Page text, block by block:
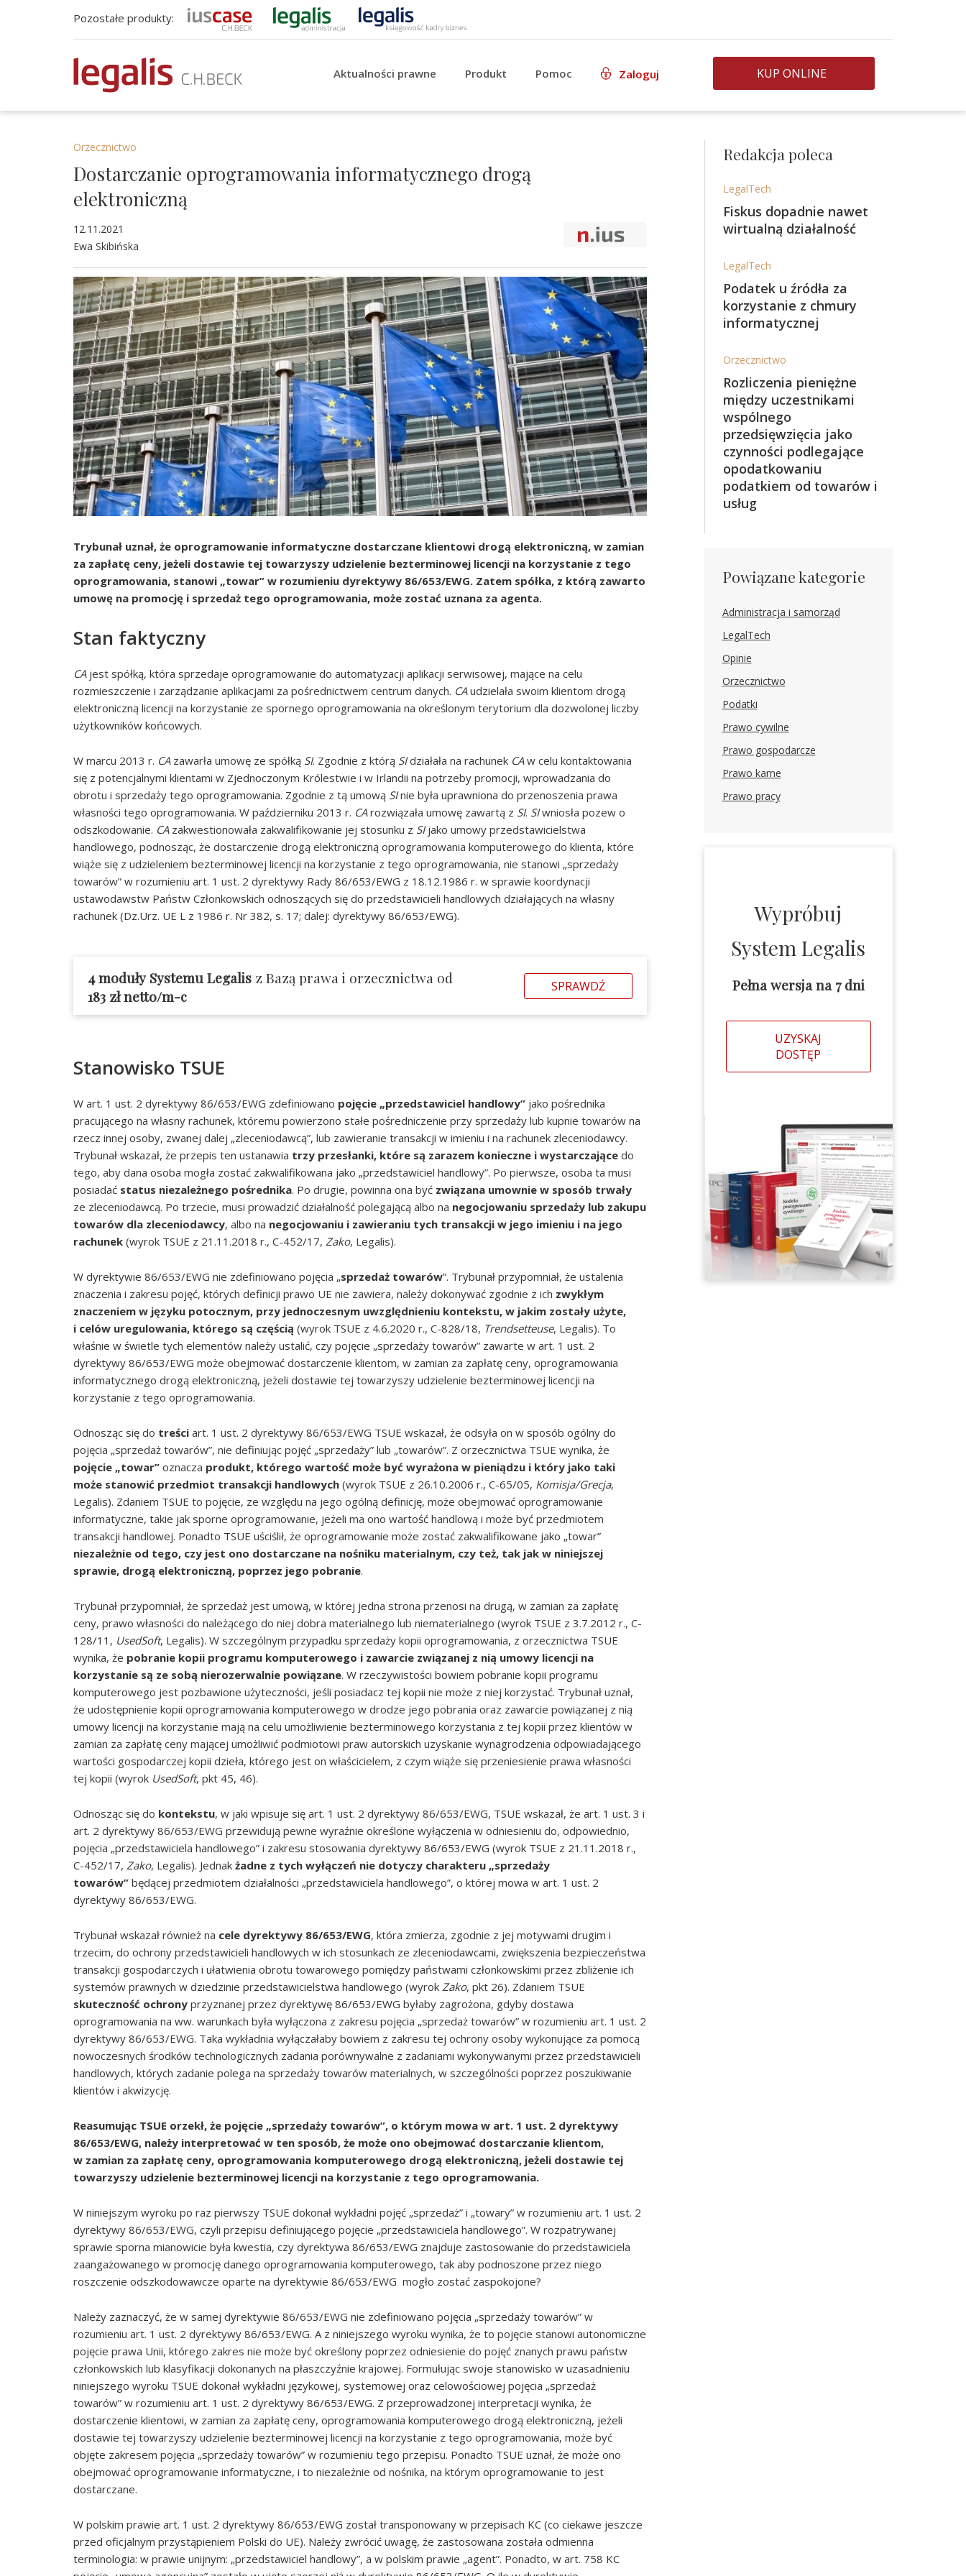
Pozostałe produkty:
Aktualności prawne Produkt Pomoc Zaloguj KUP ONLINE
Orzecznictwo
Dostarczanie oprogramowania informatycznego drogą
elektroniczną
12.11.2021
Ewa Skibińska
Trybunał uznał, że oprogramowanie informatyczne dostarczane klientowi drogą elektroniczną, w zamian
za zapłatę ceny, jeżeli dostawie tej towarzyszy udzielenie bezterminowej licencji na korzystanie z tego
oprogramowania, stanowi „towar” w rozumieniu dyrektywy 86/653/EWG. Zatem spółka, z którą zawarto
umowę na promocję i sprzedaż tego oprogramowania, może zostać uznana za agenta.
Stan faktyczny
CAjest spółką, która sprzedaje oprogramowanie do automatyzacji aplikacji serwisowej, mające na celu
rozmieszczenie i zarządzanie aplikacjami za pośrednictwem centrum danych. CAudzielała swoim klientom drogą
elektroniczną licencji na korzystanie ze spornego oprogramowania na określonym terytorium dla dozwolonej liczby
użytkowników końcowych.
W marcu 2013 r. CAzawarła umowę ze spółką SI. Zgodnie z którą SIdziałała na rachunek CAw celu kontaktowania
się z potencjalnymi klientami w Zjednoczonym Królestwie i w Irlandii na potrzeby promocji, wprowadzania do
obrotu i sprzedaży tego oprogramowania. Zgodnie z tą umową SInie była uprawniona do przenoszenia prawa
własności tego oprogramowania. W październiku 2013 r. CArozwiązała umowę zawartą z SI. SIwniosła pozew o
odszkodowanie. CAzakwestionowała zakwalifikowanie jej stosunku z SIjako umowy przedstawicielstwa
handlowego, podnosząc, że dostarczenie drogą elektroniczną oprogramowania komputerowego do klienta, które
wiąże się z udzieleniem bezterminowej licencji na korzystanie z tego oprogramowania, nie stanowi „sprzedaży
towarów” w rozumieniu art. 1 ust. 2 dyrektywy Rady 86/653/EWG z 18.12.1986 r. w sprawie koordynacji
ustawodawstw Państw Członkowskich odnoszących się do przedstawicieli handlowych działających na własny
rachunek (Dz.Urz. UE L z 1986 r. Nr 382, s. 17; dalej: dyrektywy 86/653/EWG).
4moduły Systemu Legalis z Bazą prawa i orzecznictwa od
183 zł netto/m-c
SPRAWDŹ
Stanowisko TSUE
W art. 1 ust. 2 dyrektywy 86/653/EWG zdefiniowano pojęcie „przedstawiciel handlowy” jako pośrednika
pracującego na własny rachunek, któremu powierzono stałe pośredniczenie przy sprzedaży lub kupnie towarów na
rzecz innej osoby, zwanej dalej „zleceniodawcą”, lub zawieranie transakcji w imieniu i na rachunek zleceniodawcy.
Trybunał wskazał, że przepis ten ustanawia trzy przesłanki, które są zarazem konieczne i wystarczające do
tego, aby dana osoba mogła zostać zakwalifikowana jako „przedstawiciel handlowy”. Po pierwsze, osoba ta musi
posiadać status niezależnego pośrednika. Po drugie, powinna ona być związana umownie w sposób trwały
ze zleceniodawcą. Po trzecie, musi prowadzić działalność polegającą albo na negocjowaniu sprzedaży lub zakupu
towarów dla zleceniodawcy, albo na negocjowaniu i zawieraniu tych transakcji w jego imieniu i na jego
rachunek (wyrok TSUE z 21.11.2018 r., C-452/17, Zako, Legalis).
W dyrektywie 86/653/EWG nie zdefiniowano pojęcia „sprzedaż towarów”. Trybunał przypomniał, że ustalenia
znaczenia i zakresu pojęć, których definicji prawo UE nie zawiera, należy dokonywać zgodnie z ich zwykłym
znaczeniem w języku potocznym, przy jednoczesnym uwzględnieniu kontekstu, w jakim zostały użyte,
i celów uregulowania, którego są częścią (wyrok TSUE z 4.6.2020 r., C-828/18, Trendsetteuse, Legalis). To
właśnie w świetle tych elementów należy ustalić, czy pojęcie „sprzedaży towarów” zawarte w art. 1 ust. 2
dyrektywy 86/653/EWG może obejmować dostarczenie klientom, w zamian za zapłatę ceny, oprogramowania
informatycznego drogą elektroniczną, jeżeli dostawie tej towarzyszy udzielenie bezterminowej licencji na
korzystanie z tego oprogramowania.
Odnosząc się do treści art. 1 ust. 2 dyrektywy 86/653/EWG TSUE wskazał, że odsyła on w sposób ogólny do
pojęcia „sprzedaż towarów”, nie definiując pojęć „sprzedaży” lub „towarów”. Z orzecznictwa TSUE wynika, że
pojęcie „towar” oznacza produkt, którego wartość może być wyrażona w pieniądzu i który jako taki
może stanowić przedmiot transakcji handlowych (wyrok TSUE z 26.10.2006 r., C-65/05, Komisja/Grecja,
Legalis). Zdaniem TSUE to pojęcie, ze względu na jego ogólną definicję, może obejmować oprogramowanie
informatyczne, takie jak sporne oprogramowanie, jeżeli ma ono wartość handlową i może być przedmiotem
transakcji handlowej. Ponadto TSUE uściślił, że oprogramowanie może zostać zakwalifikowane jako „towar”
niezależnie od tego, czy jest ono dostarczane na nośniku materialnym, czy też, tak jak w niniejszej
sprawie, drogą elektroniczną, poprzez jego pobranie.
Trybunał przypomniał, że sprzedaż jest umową, w której jedna strona przenosi na drugą, w zamian za zapłatę
ceny, prawo własności do należącego do niej dobra materialnego lub niematerialnego (wyrok TSUE z 3.7.2012 r., C-
128/11, UsedSoft, Legalis). W szczególnym przypadku sprzedaży kopii oprogramowania, z orzecznictwa TSUE
wynika, że pobranie kopii programu komputerowego i zawarcie związanej z nią umowy licencji na
korzystanie są ze sobą nierozerwalnie powiązane. W rzeczywistości bowiem pobranie kopii programu
komputerowego jest pozbawione użyteczności, jeśli posiadacz tej kopii nie może z niej korzystać. Trybunał uznał,
że udostępnienie kopii oprogramowania komputerowego w drodze jego pobrania oraz zawarcie powiązanej z nią
umowy licencji na korzystanie mają na celu umożliwienie bezterminowego korzystania z tej kopii przez klientów w
zamian za zapłatę ceny mającej umożliwić podmiotowi praw autorskich uzyskanie wynagrodzenia odpowiadającego
wartości gospodarczej kopii dzieła, którego jest on właścicielem, z czym wiąże się przeniesienie prawa własności
tej kopii (wyrok UsedSoft, pkt 45, 46).
Odnosząc się do kontekstu, w jaki wpisuje się art. 1 ust. 2 dyrektywy 86/653/EWG, TSUE wskazał, że art. 1 ust. 3 i
art. 2 dyrektywy 86/653/EWG przewidują pewne wyraźnie określone wyłączenia w odniesieniu do, odpowiednio,
pojęcia „przedstawiciela handlowego” i zakresu stosowania dyrektywy 86/653/EWG (wyrok TSUE z 21.11.2018 r.,
C-452/17, Zako, Legalis). Jednak żadne z tych wyłączeń nie dotyczy charakteru „sprzedaży
towarów” będącej przedmiotem działalności „przedstawiciela handlowego”, o której mowa w art. 1 ust. 2
dyrektywy 86/653/EWG.
Trybunał wskazał również na cele dyrektywy 86/653/EWG, która zmierza, zgodnie z jej motywami drugim i
trzecim, do ochrony przedstawicieli handlowych w ich stosunkach ze zleceniodawcami, zwiększenia bezpieczeństwa
transakcji gospodarczych i ułatwienia obrotu towarowego pomiędzy państwami członkowskimi przez zbliżenie ich
systemów prawnych w dziedzinie przedstawicielstwa handlowego (wyrok Zako, pkt 26). Zdaniem TSUE
skuteczność ochrony przyznanej przez dyrektywę 86/653/EWG byłaby zagrożona, gdyby dostawa
oprogramowania na ww. warunkach była wyłączona z zakresu pojęcia „sprzedaż towarów” w rozumieniu art. 1 ust. 2
dyrektywy 86/653/EWG. Taka wykładnia wyłączałaby bowiem z zakresu tej ochrony osoby wykonujące za pomocą
nowoczesnych środków technologicznych zadania porównywalne z zadaniami wykonywanymi przez przedstawicieli
handlowych, których zadanie polega na sprzedaży towarów materialnych, w szczególności poprzez poszukiwanie
klientów i akwizycję.
Reasumując TSUE orzekł, że pojęcie „sprzedaży towarów”, o którym mowa w art. 1 ust. 2 dyrektywy
86/653/EWG, należy interpretować w ten sposób, że może ono obejmować dostarczanie klientom,
w zamian za zapłatę ceny, oprogramowania komputerowego drogą elektroniczną, jeżeli dostawie tej
towarzyszy udzielenie bezterminowej licencji na korzystanie z tego oprogramowania.
W niniejszym wyroku po raz pierwszy TSUE dokonał wykładni pojęć „sprzedaż” i „towary” w rozumieniu art. 1 ust. 2
dyrektywy 86/653/EWG, czyli przepisu definiującego pojęcie „przedstawiciela handlowego”. W rozpatrywanej
sprawie sporna mianowicie była kwestia, czy dyrektywa 86/653/EWG znajduje zastosowanie do przedstawiciela
zaangażowanego w promocję danego oprogramowania komputerowego, tak aby podnoszone przez niego
roszczenie odszkodowawcze oparte na dyrektywie 86/653/EWG mogło zostać zaspokojone?
Należy zaznaczyć, że w samej dyrektywie 86/653/EWG nie zdefiniowano pojęcia „sprzedaży towarów” w
rozumieniu art. 1 ust. 2 dyrektywy 86/653/EWG. A z niniejszego wyroku wynika, że to pojęcie stanowi autonomiczne
pojęcie prawa Unii, którego zakres nie może być określony poprzez odniesienie do pojęć znanych prawu państw
członkowskich lub klasyfikacji dokonanych na płaszczyźnie krajowej. Formułując swoje stanowisko w uzasadnieniu
niniejszego wyroku TSUE dokonał wykładni językowej, systemowej oraz celowościowej pojęcia „sprzedaż
towarów” w rozumieniu art. 1 ust. 2 dyrektywy 86/653/EWG. Z przeprowadzonej interpretacji wynika, że
dostarczenie klientowi, w zamian za zapłatę ceny, oprogramowania komputerowego drogą elektroniczną, jeżeli
dostawie tej towarzyszy udzielenie bezterminowej licencji na korzystanie z tego oprogramowania, może być
objęte zakresem pojęcia „sprzedaży towarów” w rozumieniu tego przepisu. Ponadto TSUE uznał, że może ono
obejmować oprogramowanie informatyczne, i to niezależnie od nośnika, na którym oprogramowanie to jest
dostarczane.
W polskim prawie art. 1 ust. 2 dyrektywy 86/653/EWG został transponowany w przepisach KC (co ciekawe jeszcze
przed oficjalnym przystąpieniem Polski do UE). Należy zwrócić uwagę, że zastosowana została odmienna
terminologia: w prawie unijnym: „przedstawiciel handlowy”, a w polskim prawie „agent”. Ponadto, w art. 758 KC
Redakcja poleca
LegalTech
Fiskus dopadnie nawet
wirtualną działalność
LegalTech
Podatek u źródła za
korzystanie z chmury
informatycznej
Orzecznictwo
Rozliczenia pieniężne
między uczestnikami
wspólnego
przedsięwzięcia jako
czynności podlegające
opodatkowaniu
podatkiem od towarów i
usług
Powiązane kategorie
Administracja i samorząd
LegalTech
Opinie
Orzecznictwo
Podatki
Prawo cywilne
Prawo gospodarcze
Prawo karne
Prawo pracy
Wypróbuj
System Legalis
Pełna wersja na 7 dni
UZYSKAJ
DOSTĘP